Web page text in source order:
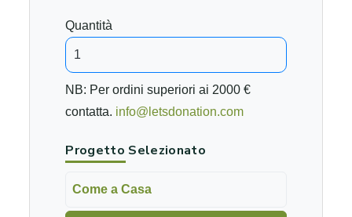
Quantità
NB: Per ordini superiori ai 2000 €
contatta. info@letsdonation.com
Progetto Selezionato
Come a Casa